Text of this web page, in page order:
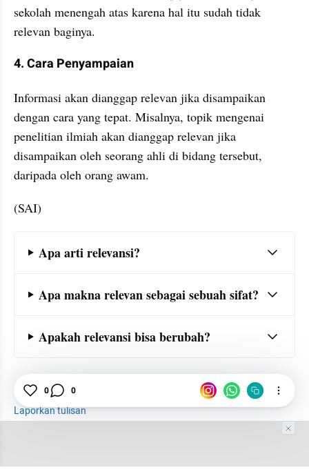
sekolah menengah atas karena hal itu sudah tidak
relevan baginya.
4. Cara Penyampaian
Informasi akan dianggap relevan jika disampaikan
dengan cara yang tepat. Misalnya, topik mengenai
penelitian ilmiah akan dianggap relevan jika
disampaikan oleh seorang ahli di bidang tersebut,
daripada oleh orang awam.
(SAI)
Apa arti relevansi?
Apa makna relevan sebagai sebuah sifat?
Apakah relevansi bisa berubah?
Istilah Arti
Laporkan tulisan
0 0